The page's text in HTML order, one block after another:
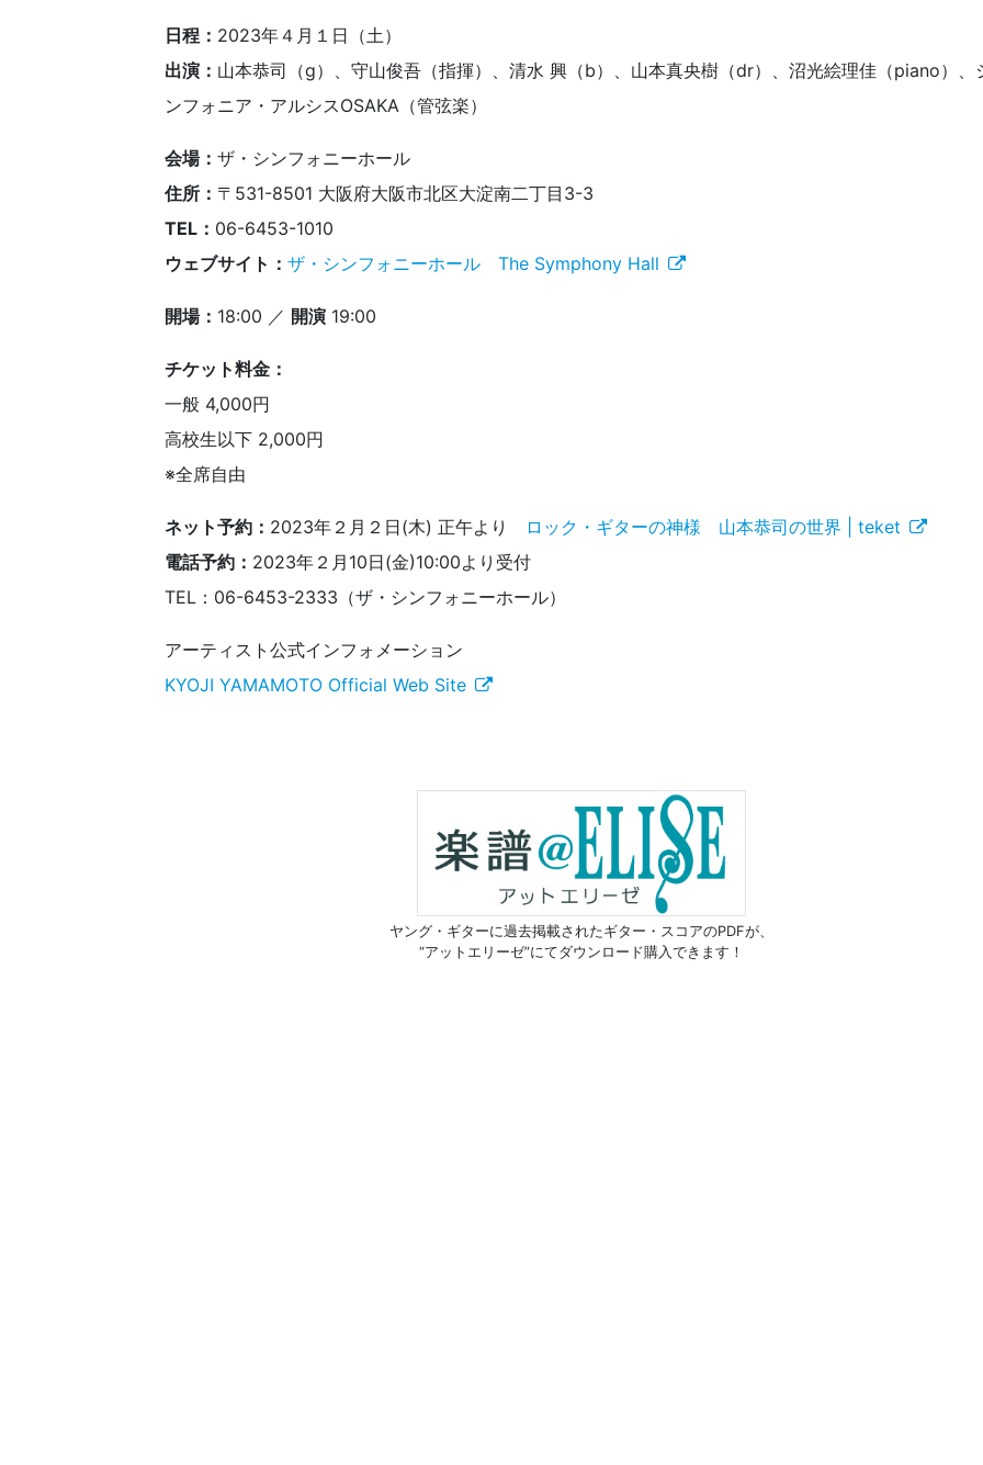
日程： 2023年４月１日（土）
出演： 山本恭司（g）、守山俊吾（指揮）、清水 興（b）、山本真央樹（dr）、沼光絵理佳（piano）、
ンフォニア・アルシスOSAKA（管弦楽）
会場： ザ・シンフォニーホール
住所： 〒531-8501 大阪府大阪市北区大淀南二丁目3-3
TEL： 06-6453-1010
ウェブサイト： ザ・シンフォニーホール The Symphony Hall
開場： 18:00 ／ 開演 19:00
チケット料金：
一般 4,000円
高校生以下 2,000円
※全席自由
ネット予約： 2023年２月２日(木) 正午より
ロック・ギターの神様 山本恭司の世界 | teket
電話予約： 2023年２月10日(金)10:00より受付
TEL：06-6453-2333（ザ・シンフォニーホール）
アーティスト公式インフォメーション
KYOJI YAMAMOTO Official Web Site
ヤング・ギターに過去掲載されたギター・スコアのPDFが、
“アットエリーゼ”にてダウンロード購入できます！